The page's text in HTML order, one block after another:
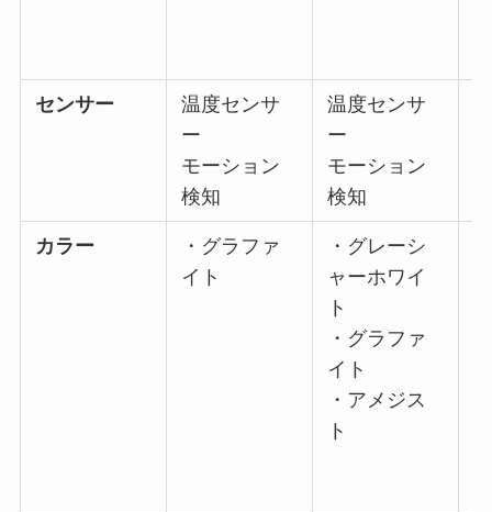
センサー
温度センサ
ー
モーション
検知
温度センサ
ー
モーション
検知
カラー
・グラファ
イト
・グレーシ
ャーホワイ
ト
・グラファ
イト
・アメジス
ト